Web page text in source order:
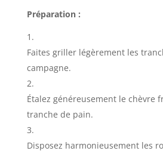
Préparation :
Faites griller légèrement les
campagne.
Étalez généreusement le chèvre
tranche de pain.
Disposez harmonieusement les